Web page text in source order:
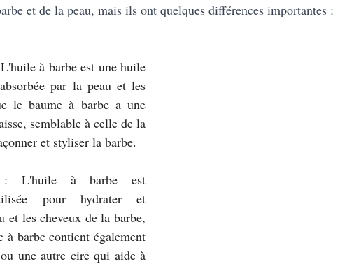
et de la peau, mais ils ont quelques différences importantes :
à barbe est une huile
par la peau et les
le baume à barbe a une
semblable à celle de la
et styliser la barbe.
: L'huile à barbe est
pour hydrater et
et les cheveux de la barbe,
à barbe contient également
une autre cire qui aide à